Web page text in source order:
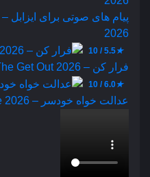
2026
★
5.5 / 10
فرار کن – The Get Out 2026
★
6.0 / 10
عدالت‌ خواه خودسر – Citizen Vigilante 2026